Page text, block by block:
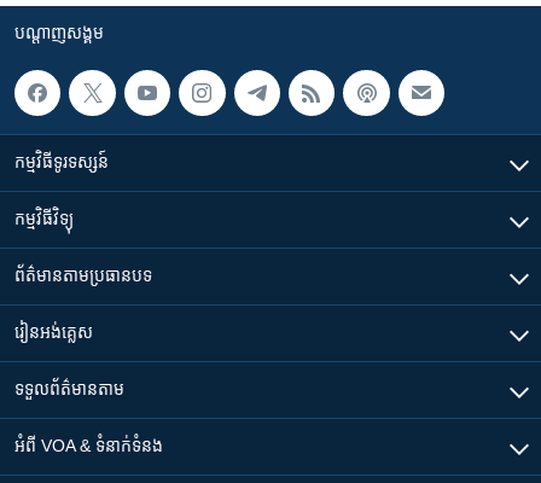
បណ្តាញ​សង្គម
កម្មវិធី​ទូរទស្សន៍
កម្មវិធី​វិទ្យុ
ព័ត៌មាន​តាមប្រធានបទ​
រៀន​​អង់គ្លេស
ទទួល​ព័ត៌មាន​តាម
អំពី​ VOA & ទំនាក់ទំនង